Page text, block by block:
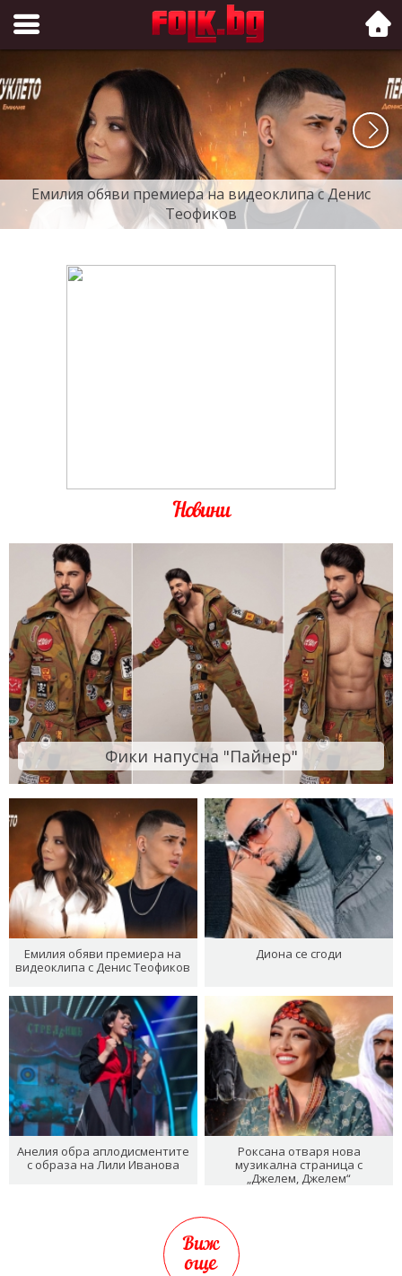
Folk.bg
Емилия обяви премиера на видеоклипа с Денис
Теофиков
Новини
Фики напусна "Пайнер"
Емилия обяви премиера на
видеоклипа с Денис Теофиков
Диона се сгоди
Анелия обра аплодисментите
с образа на Лили Иванова
Роксана отваря нова
музикална страница с
„Джелем, Джелем“
Виж
още